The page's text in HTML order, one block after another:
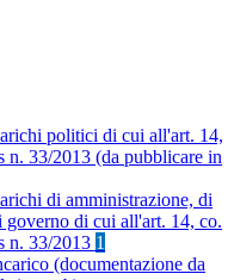
politici di cui all'art. 14,
n. 33/2013 (da pubblicare in
di amministrazione, di
governo di cui all'art. 14, co.
n. 33/2013 1
(documentazione da